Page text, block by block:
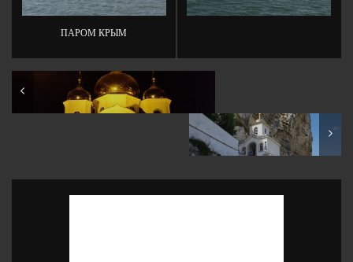
ПАРОМ КРЫМ
Russia: Krasnodar: Krasnaya St
Crimea: Bakhchisarai